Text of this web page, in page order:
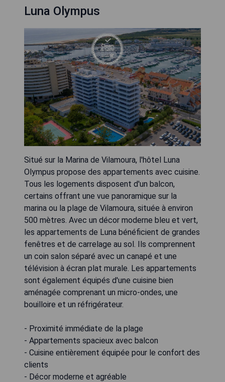
Luna Olympus
Situé sur la Marina de Vilamoura, l'hôtel Luna
Olympus propose des appartements avec cuisine.
Tous les logements disposent d'un balcon,
certains offrant une vue panoramique sur la
marina ou la plage de Vilamoura, située à environ
500 mètres. Avec un décor moderne bleu et vert,
les appartements de Luna bénéficient de grandes
fenêtres et de carrelage au sol. Ils comprennent
un coin salon séparé avec un canapé et une
télévision à écran plat murale. Les appartements
sont également équipés d'une cuisine bien
aménagée comprenant un micro-ondes, une
bouilloire et un réfrigérateur.
- Proximité immédiate de la plage
- Appartements spacieux avec balcon
- Cuisine entièrement équipée pour le confort des
clients
- Décor moderne et agréable